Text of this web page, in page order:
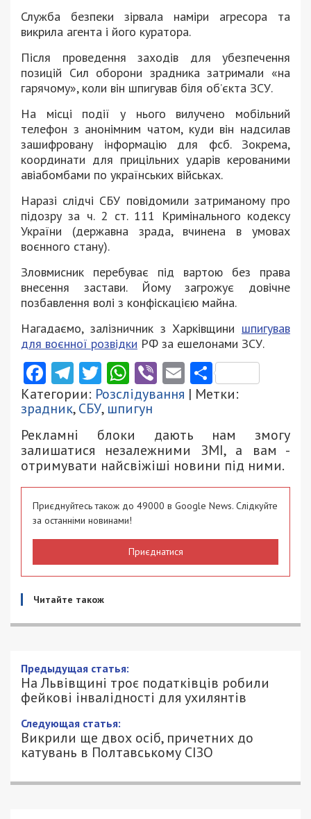
Служба безпеки зірвала наміри агресора та
викрила агента і його куратора.
Після проведення заходів для убезпечення
позицій Сил оборони зрадника затримали «на
гарячому», коли він шпигував біля об’єкта ЗСУ.
На місці події у нього вилучено мобільний
телефон з анонімним чатом, куди він надсилав
зашифровану інформацію для фсб. Зокрема,
координати для прицільних ударів керованими
авіабомбами по українських військах.
Наразі слідчі СБУ повідомили затриманому про
підозру за ч. 2 ст. 111 Кримінального кодексу
України (державна зрада, вчинена в умовах
воєнного стану).
Зловмисник перебуває під вартою без права
внесення застави. Йому загрожує довічне
позбавлення волі з конфіскацією майна.
Нагадаємо, залізничник з Харківщини шпигував
для воєнної розвідки РФ за ешелонами ЗСУ.
Facebook
Telegram
Twitter
WhatsApp
ViberEmail
Категории: Розслідування | Метки:
зрадник,СБУ, шпигун
Рекламні блоки дають нам змогу
залишатися незалежними ЗМІ, а вам -
отримувати найсвіжіші новини під ними.
Приєднуйтесь також до 49000 в Google News. Слідкуйте
за останніми новинами!
Приєднатися
Читайте також
Предыдущая статья:
На Львівщині троє податківців робили
фейкові інвалідності для ухилянтів
Следующая статья:
Викрили ще двох осіб, причетних до
катувань в Полтавському СІЗО